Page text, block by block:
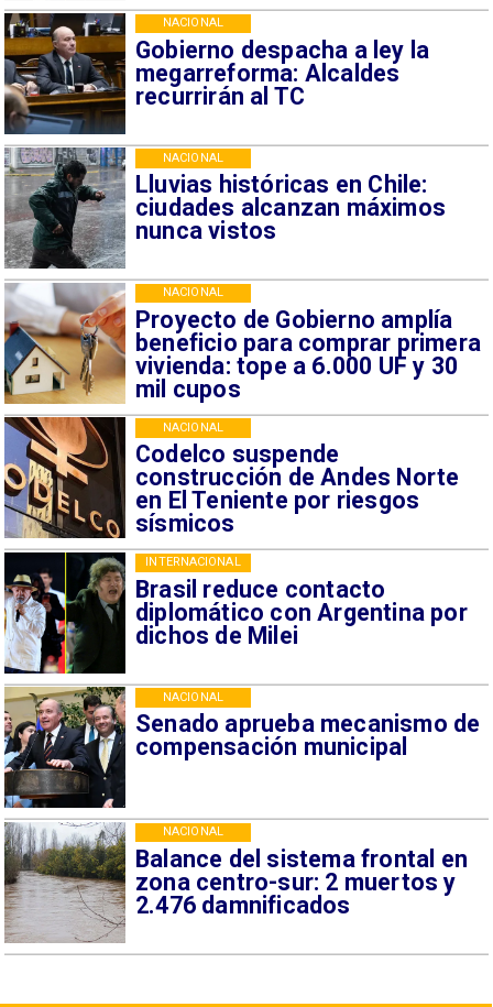
Gobierno despacha a ley la
megarreforma: Alcaldes
recurrirán al TC
NACIONAL
Lluvias históricas en Chile:
ciudades alcanzan máximos
nunca vistos
NACIONAL
Proyecto de Gobierno amplía
beneficio para comprar primera
vivienda: tope a 6.000 UF y 30
mil cupos
NACIONAL
Codelco suspende
construcción de Andes Norte
en El Teniente por riesgos
sísmicos
NACIONAL
Brasil reduce contacto
diplomático con Argentina por
dichos de Milei
INTERNACIONAL
Senado aprueba mecanismo de
compensación municipal
NACIONAL
Balance del sistema frontal en
zona centro-sur: 2 muertos y
2.476 damnificados
NACIONAL